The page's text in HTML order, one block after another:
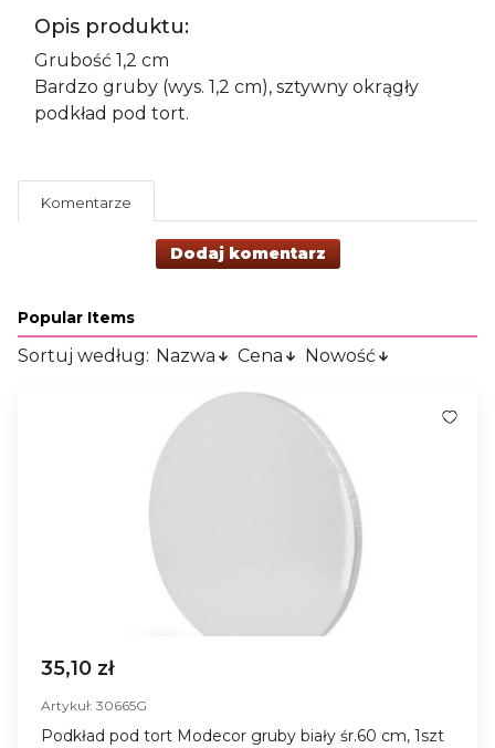
Opis produktu:
Grubość 1,2 cm
Bardzo gruby (wys. 1,2 cm), sztywny okrągły
podkład pod tort.
Komentarze
Dodaj komentarz
Popular Items
Sortuj według: Nazwa Cena Nowość
35,10 zł
Artykuł: 30665G
Podkład pod tort Modecor gruby biały śr.60 cm, 1szt